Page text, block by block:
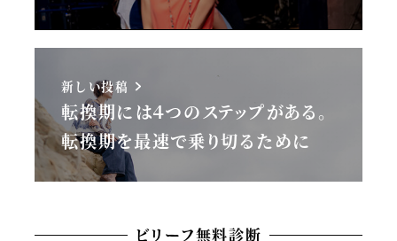
新しい投稿
転換期には４つのステップがある。
転換期を最速で乗り切るために
ビリーフ無料診断